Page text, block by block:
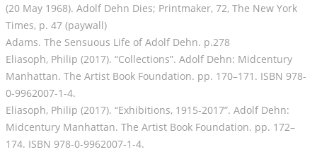
(20 May 1968). Adolf Dehn Dies; Printmaker, 72, The New York
Times, p. 47 (paywall)
Adams. The Sensuous Life of Adolf Dehn. p.278
Eliasoph, Philip (2017). “Collections”. Adolf Dehn: Midcentury
Manhattan. The Artist Book Foundation. pp. 170–171. ISBN 978-
0-9962007-1-4.
Eliasoph, Philip (2017). “Exhibitions, 1915-2017”. Adolf Dehn:
Midcentury Manhattan. The Artist Book Foundation. pp. 172–
174. ISBN 978-0-9962007-1-4.